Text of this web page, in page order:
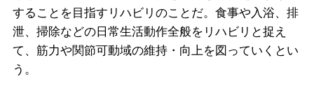
することを目指すリハビリのことだ。食事や入浴、排
泄、掃除などの日常生活動作全般をリハビリと捉え
て、筋力や関節可動域の維持・向上を図っていくとい
う。